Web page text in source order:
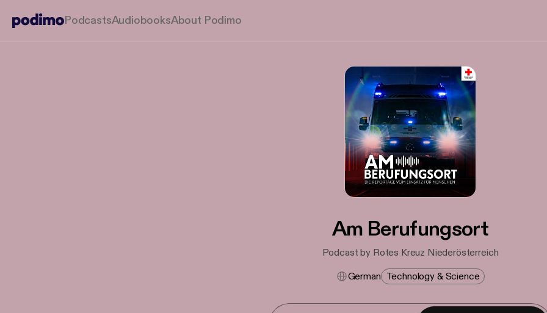
PodcastsAudiobooksAbout Podimo
Am Berufungsort
Podcast by Rotes Kreuz Niederösterreich
German Technology & Science